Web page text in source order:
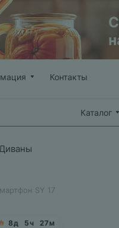
Контакты
Каталог
SY 17
8д 5 ч 27м